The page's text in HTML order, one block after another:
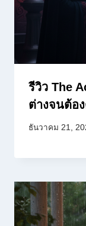
รีวิว The
ต่างจนต้อ
ธันวาคม 21,